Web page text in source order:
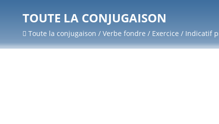
TOUTE LA CONJUGAISON
Toute la conjugaison / Verbe fondre / Exercice / Indicatif